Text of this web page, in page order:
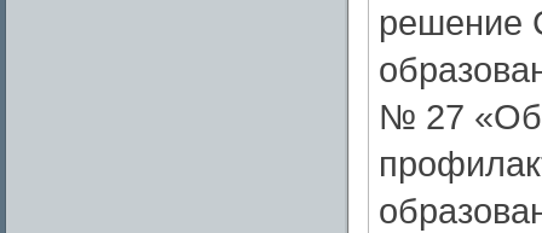
решение
№ 27 «Об